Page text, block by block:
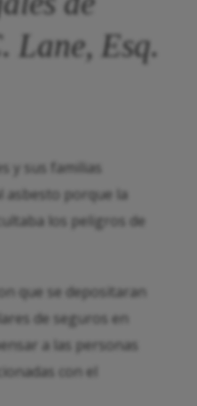
Lane, Esq.
y sus familias
asbesto porque la
los peligros de
que se depositaran
de seguros en
a las personas
con el